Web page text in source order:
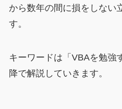
から数年の間に損をしない
す。
キーワードは「VBAを勉強
降で解説していきます。